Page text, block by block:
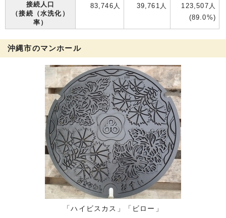
接続人口
（接続（水洗化）
率）
83,746人 39,761人
123,507人
(89.0%)
沖縄市のマンホール
「ハイビスカス」「ビロー」